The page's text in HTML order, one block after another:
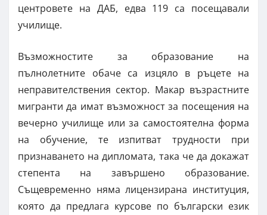
центровете на ДАБ, едва 119 са посещавали
училище.
Възможностите за образование на
пълнолетните обаче са изцяло в ръцете на
неправителствения сектор. Макар възрастните
мигранти да имат възможност за посещения на
вечерно училище или за самостоятелна форма
на обучение, те изпитват трудности при
признаването на дипломата, така че да докажат
степента на завършено образование.
Същевременно няма лицензирана институция,
която да предлага курсове по български език